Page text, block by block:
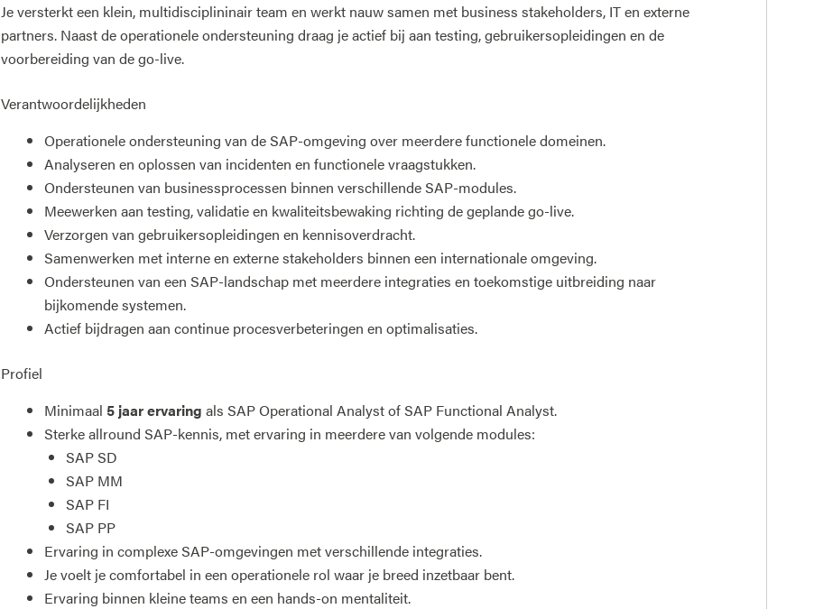
Je versterkt een klein, multidisciplininair team en werkt nauw samen met business stakeholders, IT en externe
partners. Naast de operationele ondersteuning draag je actief bij aan testing, gebruikersopleidingen en de
voorbereiding van de go-live.
Verantwoordelijkheden
Operationele ondersteuning van de SAP-omgeving over meerdere functionele domeinen.
Analyseren en oplossen van incidenten en functionele vraagstukken.
Ondersteunen van businessprocessen binnen verschillende SAP-modules.
Meewerken aan testing, validatie en kwaliteitsbewaking richting de geplande go-live.
Verzorgen van gebruikersopleidingen en kennisoverdracht.
Samenwerken met interne en externe stakeholders binnen een internationale omgeving.
Ondersteunen van een SAP-landschap met meerdere integraties en toekomstige uitbreiding naar
bijkomende systemen.
Actief bijdragen aan continue procesverbeteringen en optimalisaties.
Profiel
Minimaal 5 jaar ervaring als SAP Operational Analyst of SAP Functional Analyst.
Sterke allround SAP-kennis, met ervaring in meerdere van volgende modules:
SAP SD
SAP MM
SAP FI
SAP PP
Ervaring in complexe SAP-omgevingen met verschillende integraties.
Je voelt je comfortabel in een operationele rol waar je breed inzetbaar bent.
Ervaring binnen kleine teams en een hands-on mentaliteit.